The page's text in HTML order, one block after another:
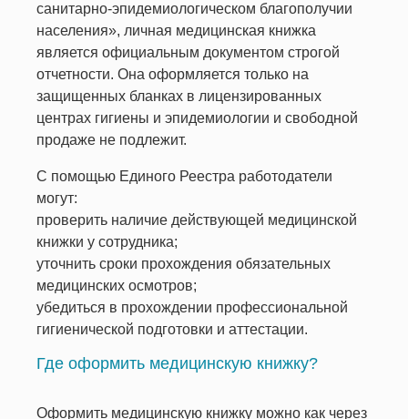
санитарно-эпидемиологическом благополучии
населения», личная медицинская книжка
является официальным документом строгой
отчетности. Она оформляется только на
защищенных бланках в лицензированных
центрах гигиены и эпидемиологии и свободной
продаже не подлежит.
С помощью Единого Реестра работодатели
могут:
проверить наличие действующей медицинской
книжки у сотрудника;
уточнить сроки прохождения обязательных
медицинских осмотров;
убедиться в прохождении профессиональной
гигиенической подготовки и аттестации.
Где оформить медицинскую книжку?
Оформить медицинскую книжку можно как через